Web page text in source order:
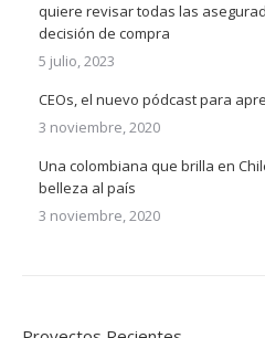
quiere revisar todas las
decisión de compra
5 julio, 2023
CEOs, el nuevo pódcast para
3 noviembre, 2020
Una colombiana que brilla en
belleza al país
3 noviembre, 2020